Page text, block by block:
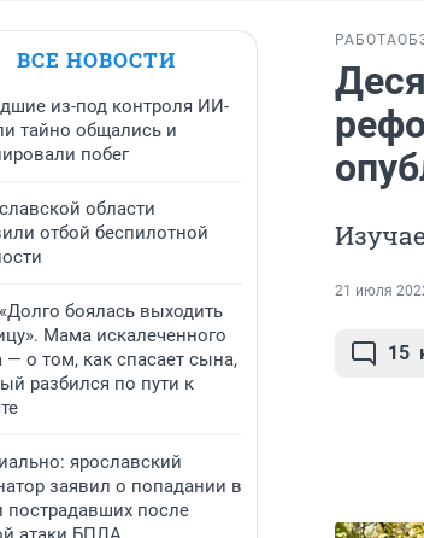
ВСЕ НОВОСТИ
из-под контроля ИИ-
тайно общались и
побег
области
отбой беспилотной
«Долго боялась выходить
Мама искалеченного
— о том, как спасает сына,
разбился по пути к
ярославский
заявил о попадании в
пострадавших после
РАБОТА
21 июля
15